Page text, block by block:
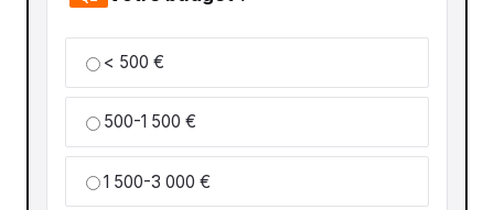
< 500 €
500-1 500 €
1 500-3 000 €